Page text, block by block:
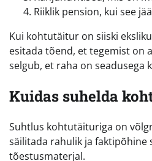
Riiklik pension, kui see
Kui kohtutäitur on siiski
esitada tõend, et tegemist on
selgub, et raha on seadusega
Kuidas suhelda
Suhtlus kohtutäituriga on
säilitada rahulik ja faktipõhine
tõestusmaterjal.